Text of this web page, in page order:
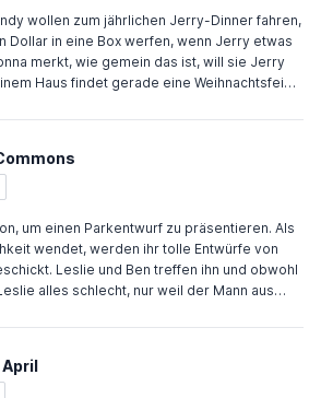
gegenüber Jamm, dass die Artefakte falsch
der Burger-Kette in seinem Casino
fortgesetzt wird.
wollen zum jährlichen Jerry-Dinner fahren,
Dollar in eine Box werfen, wenn Jerry etwas
merkt, wie gemein das ist, will sie Jerry
Haus findet gerade eine Weihnachtsfeier
stellen die anderen fest, dass sie ihre
Chris schafft es dank seiner Therapie sich
Ron ist für einen Holzarbeitspreis nominiert
II, die versucht Ron zu verführen. Diane
um Leslies Freundschaft zu Ron als um
um Tammy, Ron fährt Diane nach und
er als Duke Silver auftritt.
um einen Parkentwurf zu präsentieren. Als
wendet, werden ihr tolle Entwürfe von
Leslie und Ben treffen ihn und obwohl
alles schlecht, nur weil der Mann aus
Seine Assistenten bringen Leslie ein
Rede stellt, erklärt er nichts mit dem Modell
entlassen zu haben, bevor Leslie ihn
April